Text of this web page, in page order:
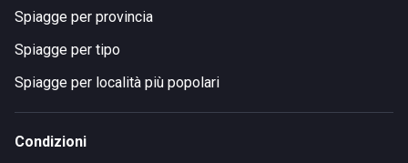
Spiagge per provincia
Spiagge per tipo
Spiagge per località più popolari
Condizioni